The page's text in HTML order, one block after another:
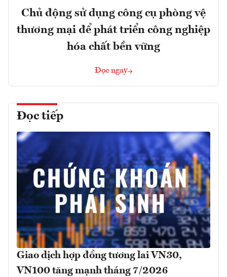
Chủ động sử dụng công cụ phòng vệ
thương mại để phát triển công nghiệp
hóa chất bền vững
Đọc ngay
Đọc tiếp
Giao dịch hợp đồng tương lai VN30,
VN100 tăng mạnh tháng 7/2026